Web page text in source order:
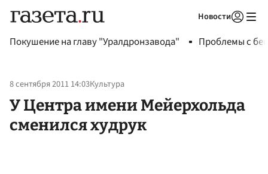
Новости
Покушение на главу "Уралдронзавода" Проблемы с
8 сентября 2011 14:03Культура
У Центра имени Мейерхольда
сменился худрук